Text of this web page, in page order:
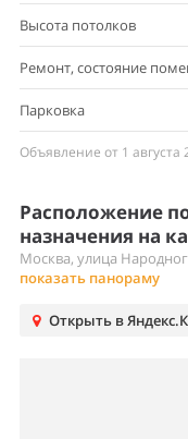
Высота потолков
Ремонт, состояние
Парковка
Объявление от 1 августа
Расположение
назначения на
Москва, улица
показать панораму
Открыть в